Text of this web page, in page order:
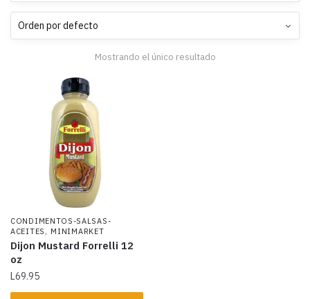
Mostrando el único resultado
CONDIMENTOS-SALSAS-
ACEITES , MINIMARKET
Dijon Mustard Forrelli 12
oz
L69.95